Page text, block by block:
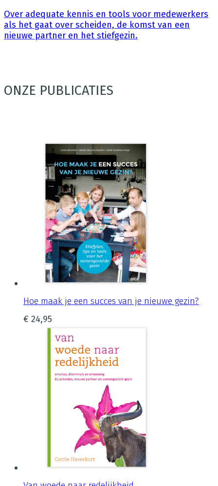
Over adequate kennis en tools voor medewerkers
als het gaat over scheiden, de komst van een
nieuwe partner en het stiefgezin.
ONZE PUBLICATIES
Hoe maak je een succes van je nieuwe gezin?
€ 24,95